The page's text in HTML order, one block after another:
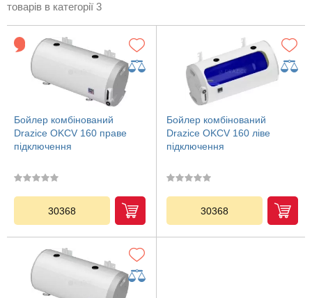
товарів в категорії 3
Бойлер комбінований
Drazice OKCV 160 праве
підключення
30368
Бойлер комбінований
Drazice OKCV 160 ліве
підключення
30368